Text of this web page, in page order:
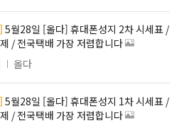
5월28일 [올다] 휴대폰성지 2차 시세표 /
/ 전국택배 가장 저렴합니다
올다
5월28일 [올다] 휴대폰성지 1차 시세표 /
/ 전국택배 가장 저렴합니다